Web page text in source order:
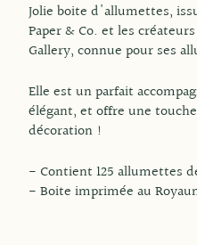
Jolie boite d'allumettes,
Paper & Co. et les
Gallery, connue pour ses
Elle est un parfait
élégant, et offre une
décoration !
- Contient 125 allumettes
- Boite imprimée au